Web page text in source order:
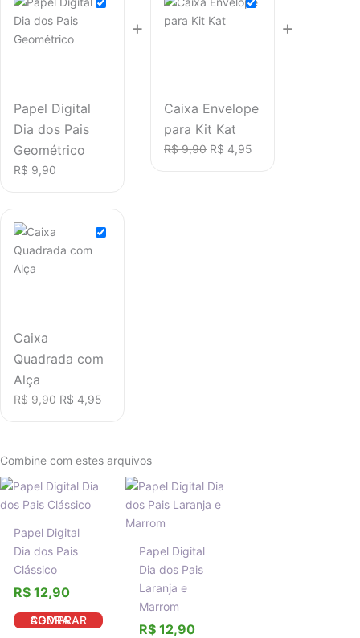
Papel Digital
Dia dos Pais
Geométrico
R$ 9,90
+
Caixa Envelope
para Kit Kat
R$9,90
era:
R$ 9,90.
R$ 4,95
é:
R$ 4,95.
+
Caixa
Quadrada com
Alça
R$9,90
era:
R$ 9,90.
R$ 4,95
é:
R$ 4,95.
Combine com estes arquivos
Papel Digital
Dia dos Pais
Clássico
R$12,90
COMPRAR AGORA
Papel Digital
Dia dos Pais
Laranja e
Marrom
R$12,90